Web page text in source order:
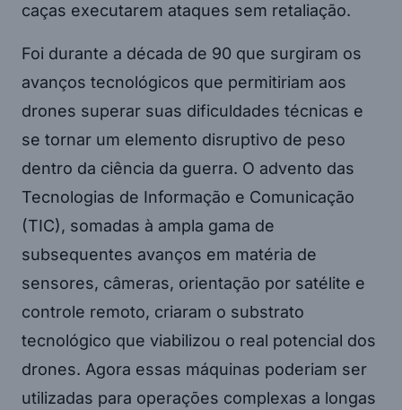
caças executarem ataques sem retaliação.
Foi durante a década de 90 que surgiram os
avanços tecnológicos que permitiriam aos
drones superar suas dificuldades técnicas e
se tornar um elemento disruptivo de peso
dentro da ciência da guerra. O advento das
Tecnologias de Informação e Comunicação
(TIC), somadas à ampla gama de
subsequentes avanços em matéria de
sensores, câmeras, orientação por satélite e
controle remoto, criaram o substrato
tecnológico que viabilizou o real potencial dos
drones. Agora essas máquinas poderiam ser
utilizadas para operações complexas a longas